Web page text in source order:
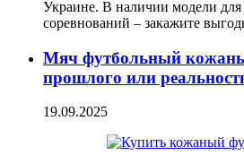
Украине. В наличии модели для
соревнований – закажите
Мяч футбольный
прошлого или
19.09.2025